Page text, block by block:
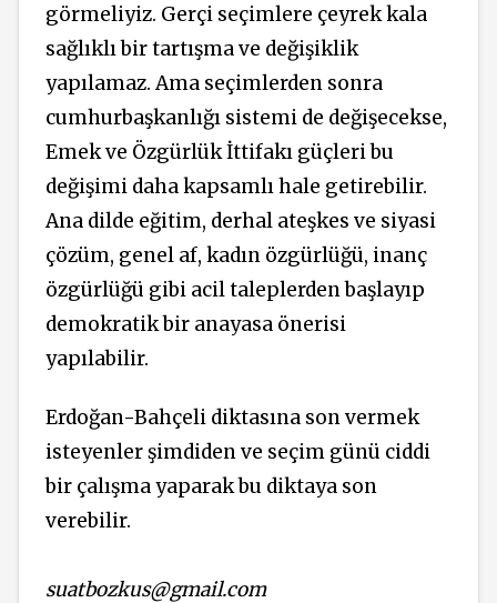
görmeliyiz. Gerçi seçimlere çeyrek kala
sağlıklı bir tartışma ve değişiklik
yapılamaz. Ama seçimlerden sonra
cumhurbaşkanlığı sistemi de değişecekse,
Emek ve Özgürlük İttifakı güçleri bu
değişimi daha kapsamlı hale getirebilir.
Ana dilde eğitim, derhal ateşkes ve siyasi
çözüm, genel af, kadın özgürlüğü, inanç
özgürlüğü gibi acil taleplerden başlayıp
demokratik bir anayasa önerisi
yapılabilir.
Erdoğan-Bahçeli diktasına son vermek
isteyenler şimdiden ve seçim günü ciddi
bir çalışma yaparak bu diktaya son
verebilir.
suatbozkus@gmail.com